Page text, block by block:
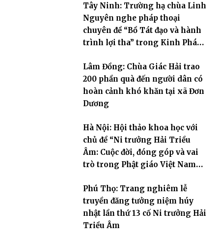
Tây Ninh: Trường hạ chùa Linh
Nguyên nghe pháp thoại
chuyên đề “Bồ Tát đạo và hành
trình lợi tha” trong Kinh Pháp
Lâm Đồng: Chùa Giác Hải trao
200 phần quà đến người dân có
hoàn cảnh khó khăn tại xã Đơn
Dương
Hà Nội: Hội thảo khoa học với
chủ đề “Ni trưởng Hải Triều
Âm: Cuộc đời, đóng góp và vai
trò trong Phật giáo Việt Nam
Phú Thọ: Trang nghiêm lễ
truyền đăng tưởng niệm húy
nhật lần thứ 13 cố Ni trưởng Hải
Triều Âm